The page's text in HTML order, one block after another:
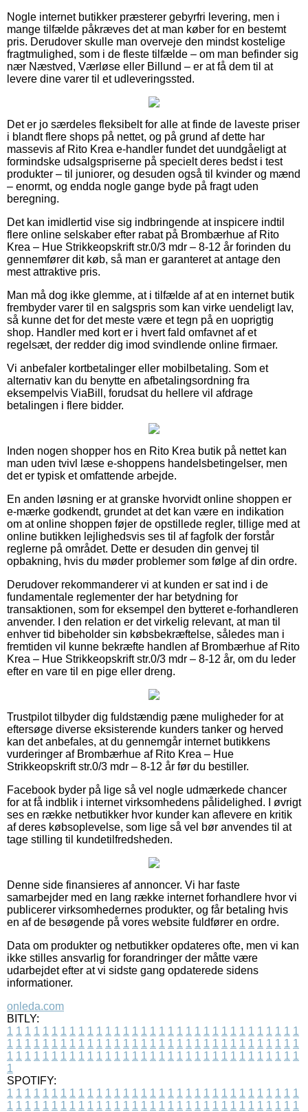
Nogle internet butikker præsterer gebyrfri levering, men i
mange tilfælde påkræves det at man køber for en bestemt
pris. Derudover skulle man overveje den mindst kostelige
fragtmulighed, som i de fleste tilfælde – om man befinder sig
nær Næstved, Værløse eller Billund – er at få dem til at
levere dine varer til et udleveringssted.
Det er jo særdeles fleksibelt for alle at finde de laveste priser
i blandt flere shops på nettet, og på grund af dette har
massevis af Rito Krea e-handler fundet det uundgåeligt at
formindske udsalgspriserne på specielt deres bedst i test
produkter – til juniorer, og desuden også til kvinder og mænd
– enormt, og endda nogle gange byde på fragt uden
beregning.
Det kan imidlertid vise sig indbringende at inspicere indtil
flere online selskaber efter rabat på Brombærhue af Rito
Krea – Hue Strikkeopskrift str.0/3 mdr – 8-12 år forinden du
gennemfører dit køb, så man er garanteret at antage den
mest attraktive pris.
Man må dog ikke glemme, at i tilfælde af at en internet butik
frembyder varer til en salgspris som kan virke uendeligt lav,
så kunne det for det meste være et tegn på en uoprigtig
shop. Handler med kort er i hvert fald omfavnet af et
regelsæt, der redder dig imod svindlende online firmaer.
Vi anbefaler kortbetalinger eller mobilbetaling. Som et
alternativ kan du benytte en afbetalingsordning fra
eksempelvis ViaBill, forudsat du hellere vil afdrage
betalingen i flere bidder.
Inden nogen shopper hos en Rito Krea butik på nettet kan
man uden tvivl læse e-shoppens handelsbetingelser, men
det er typisk et omfattende arbejde.
En anden løsning er at granske hvorvidt online shoppen er
e-mærke godkendt, grundet at det kan være en indikation
om at online shoppen føjer de opstillede regler, tillige med at
online butikken lejlighedsvis ses til af fagfolk der forstår
reglerne på området. Dette er desuden din genvej til
opbakning, hvis du møder problemer som følge af din ordre.
Derudover rekommanderer vi at kunden er sat ind i de
fundamentale reglementer der har betydning for
transaktionen, som for eksempel den bytteret e-forhandleren
anvender. I den relation er det virkelig relevant, at man til
enhver tid bibeholder sin købsbekræftelse, således man i
fremtiden vil kunne bekræfte handlen af Brombærhue af Rito
Krea – Hue Strikkeopskrift str.0/3 mdr – 8-12 år, om du leder
efter en vare til en pige eller dreng.
Trustpilot tilbyder dig fuldstændig pæne muligheder for at
eftersøge diverse eksisterende kunders tanker og herved
kan det anbefales, at du gennemgår internet butikkens
vurderinger af Brombærhue af Rito Krea – Hue
Strikkeopskrift str.0/3 mdr – 8-12 år før du bestiller.
Facebook byder på lige så vel nogle udmærkede chancer
for at få indblik i internet virksomhedens pålidelighed. I øvrigt
ses en række netbutikker hvor kunder kan aflevere en kritik
af deres købsoplevelse, som lige så vel bør anvendes til at
tage stilling til kundetilfredsheden.
Denne side finansieres af annoncer. Vi har faste
samarbejder med en lang række internet forhandlere hvor vi
publicerer virksomhedernes produkter, og får betaling hvis
en af de besøgende på vores website fuldfører en ordre.
Data om produkter og netbutikker opdateres ofte, men vi kan
ikke stilles ansvarlig for forandringer der måtte være
udarbejdet efter at vi sidste gang opdaterede sidens
informationer.
onleda.com
BITLY:
1 1 1 1 1 1 1 1 1 1 1 1 1 1 1 1 1 1 1 1 1 1 1 1 1 1 1 1 1 1 1 1 1
1 1 1 1 1 1 1 1 1 1 1 1 1 1 1 1 1 1 1 1 1 1 1 1 1 1 1 1 1 1 1 1 1
1 1 1 1 1 1 1 1 1 1 1 1 1 1 1 1 1 1 1 1 1 1 1 1 1 1 1 1 1 1 1 1 1
1
SPOTIFY:
1 1 1 1 1 1 1 1 1 1 1 1 1 1 1 1 1 1 1 1 1 1 1 1 1 1 1 1 1 1 1 1 1
1 1 1 1 1 1 1 1 1 1 1 1 1 1 1 1 1 1 1 1 1 1 1 1 1 1 1 1 1 1 1 1 1